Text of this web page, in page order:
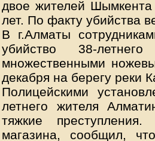
двое жителей
лет. По факту убийства
В г.Алматы
убийство 38-
множественными
декабря на берегу реки
Полицейскими
летнего жителя
тяжкие
магазина, сообщил,